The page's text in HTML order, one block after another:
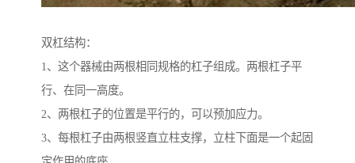
双杠结构：
1、这个器械由两根相同规格的杠子组成。两根杠子平
行、在同一高度。
2、两根杠子的位置是平行的，可以预加应力。
3、每根杠子由两根竖直立柱支撑，立柱下面是一个起固